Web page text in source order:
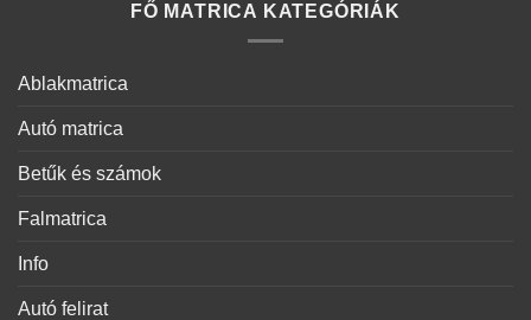
FŐ MATRICA KATEGÓRIÁK
Ablakmatrica
Autó matrica
Betűk és számok
Falmatrica
Info
Autó felirat